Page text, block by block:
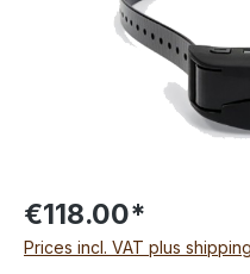
€118.00*
Prices incl. VAT plus